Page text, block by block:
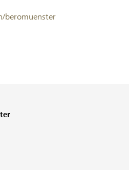
beromuenster